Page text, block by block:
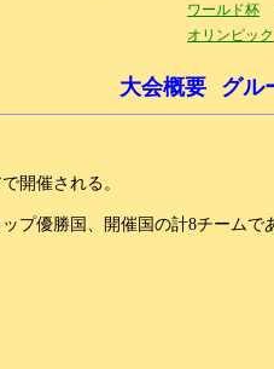
ワールド杯
オリンピック
大会概要 グル
開催される。
プ優勝国、開催国の計8チームで